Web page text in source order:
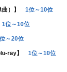
曲）】 1位～10位
1位～10位
～20位
ray】 1位～10位